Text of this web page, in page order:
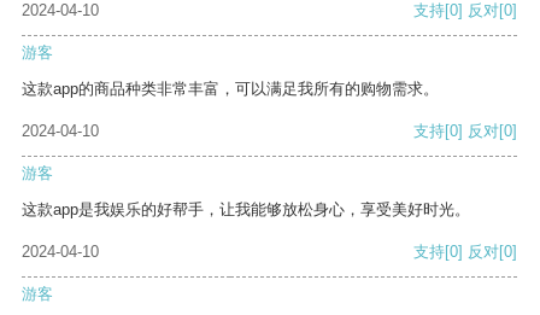
2024-04-10 支持[0] 反对[0]
游客
这款app的商品种类非常丰富，可以满足我所有的购物需求。
2024-04-10 支持[0] 反对[0]
游客
这款app是我娱乐的好帮手，让我能够放松身心，享受美好时光。
2024-04-10 支持[0] 反对[0]
游客